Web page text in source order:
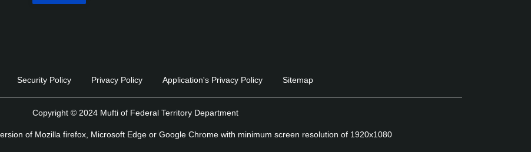
Security Policy Privacy Policy Application's Privacy Policy Sitemap
Copyright © 2024 Mufti of Federal Territory Department
of Mozilla firefox, Microsoft Edge or Google Chrome with minimum screen resolution of 1920x1080